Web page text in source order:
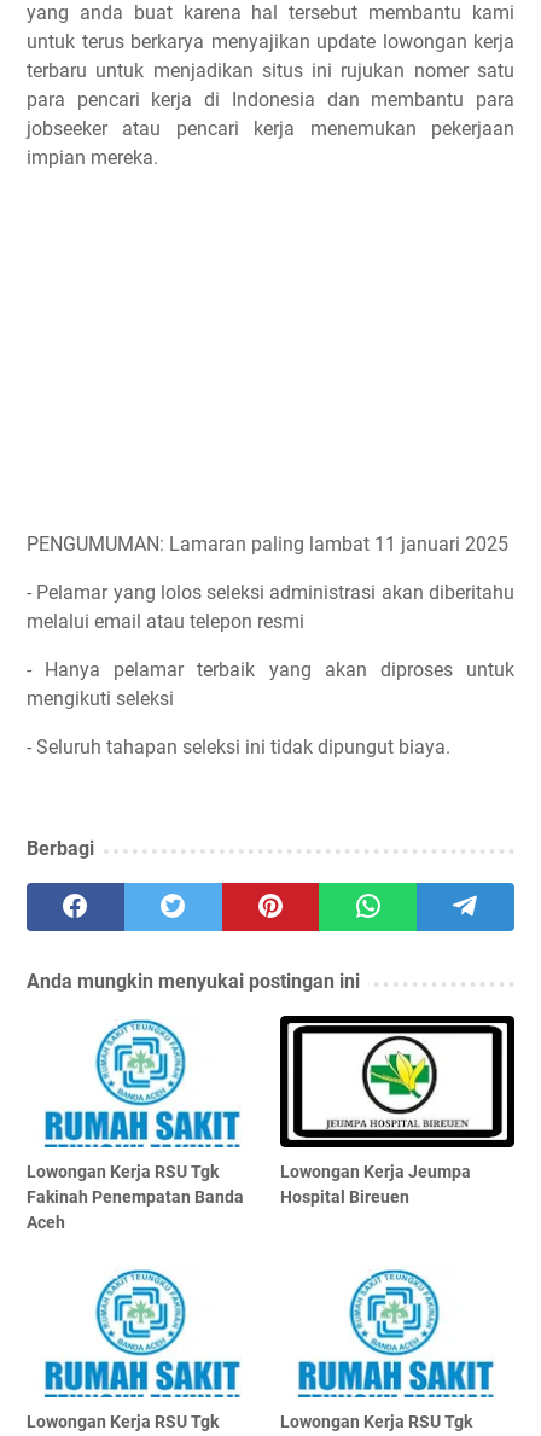
yang anda buat karena hal tersebut membantu kami
untuk terus berkarya menyajikan update lowongan kerja
terbaru untuk menjadikan situs ini rujukan nomer satu
para pencari kerja di Indonesia dan membantu para
jobseeker atau pencari kerja menemukan pekerjaan
impian mereka.
PENGUMUMAN: Lamaran paling lambat 11 januari 2025
- Pelamar yang lolos seleksi administrasi akan diberitahu
melalui email atau telepon resmi
- Hanya pelamar terbaik yang akan diproses untuk
mengikuti seleksi
- Seluruh tahapan seleksi ini tidak dipungut biaya.
Berbagi
Anda mungkin menyukai postingan ini
Lowongan Kerja RSU Tgk
Fakinah Penempatan Banda
Aceh
Lowongan Kerja Jeumpa
Hospital Bireuen
Lowongan Kerja RSU Tgk
Lowongan Kerja RSU Tgk